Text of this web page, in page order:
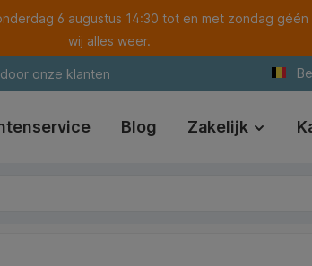
6 augustus 14:30 tot en met zondag
wij alles weer.
onze klanten
Blog Zakelijk